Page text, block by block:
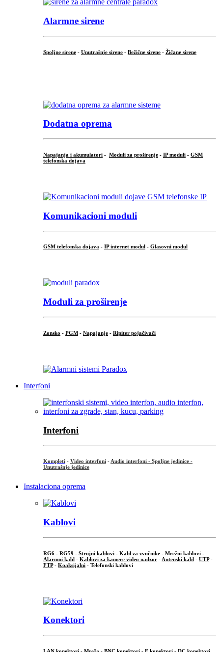
Alarmne sirene
Spoljne sirene - Unutrašnje sirene - Bežične sirene - Žičane sirene
Dodatna oprema
Napajanja i akumulatori - Moduli za proširenje - IP moduli - GSM
telefonska dojava
Komunikacioni moduli
GSM telefonska dojava - IP internet modul - Glasovni modul
Moduli za proširenje
Zonsko - PGM - Napajanje - Ripiter pojačivači
Interfoni
Interfoni
Kompleti - Video interfoni - Audio interfoni - Spoljne jedinice -
Unutrašnje jedinice
Instalaciona oprema
Kablovi
RG6 - RG59 - Strujni kablovi - Kabl za zvučnike - Mrežni kablovi -
Alarmni kabl - Kablovi za kamere video nadzor - Antenski kabl - UTP-
FTP- Koaksijalni - Telefonski kablovi
Konektori